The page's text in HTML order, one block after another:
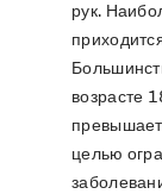
рук.
возрасте
целью